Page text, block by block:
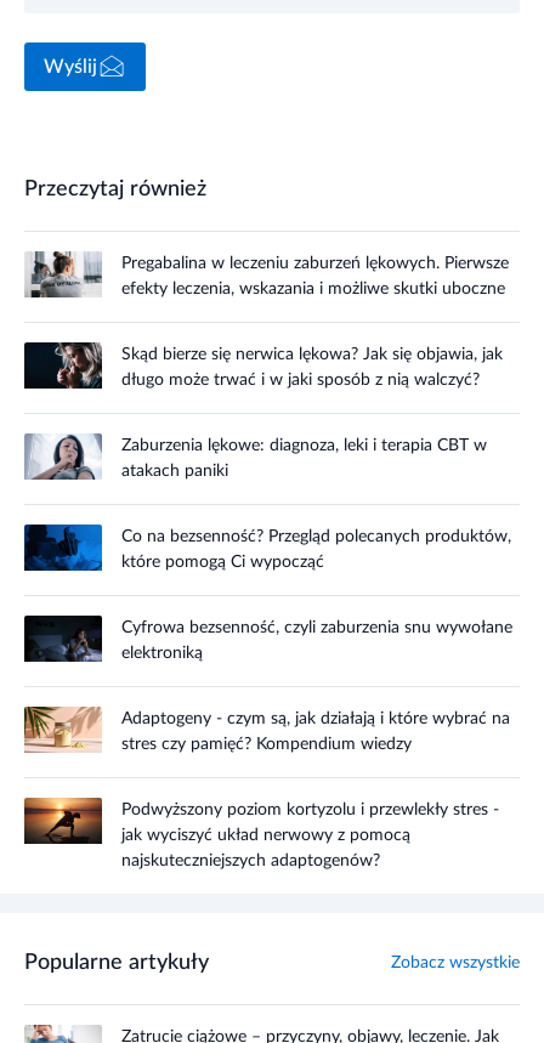
Wyślij
Przeczytaj również
Pregabalina w leczeniu zaburzeń lękowych. Pierwsze
efekty leczenia, wskazania i możliwe skutki uboczne
Skąd bierze się nerwica lękowa? Jak się objawia, jak
długo może trwać i w jaki sposób z nią walczyć?
Zaburzenia lękowe: diagnoza, leki i terapia CBT w
atakach paniki
Co na bezsenność? Przegląd polecanych produktów,
które pomogą Ci wypocząć
Cyfrowa bezsenność, czyli zaburzenia snu wywołane
elektroniką
Adaptogeny - czym są, jak działają i które wybrać na
stres czy pamięć? Kompendium wiedzy
Podwyższony poziom kortyzolu i przewlekły stres -
jak wyciszyć układ nerwowy z pomocą
najskuteczniejszych adaptogenów?
Popularne artykuły Zobacz wszystkie
Zatrucie ciążowe – przyczyny, objawy, leczenie. Jak